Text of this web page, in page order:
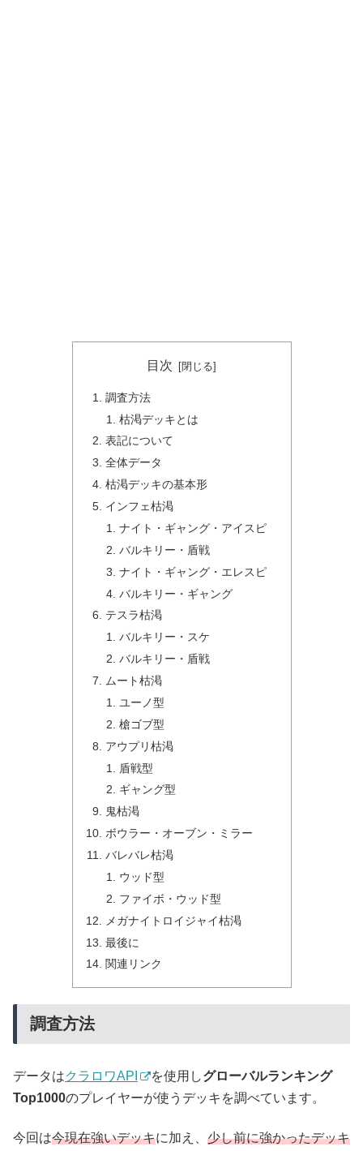
目次
調査方法
枯渇デッキとは
表記について
全体データ
枯渇デッキの基本形
インフェ枯渇
ナイト・ギャング・アイスピ
バルキリー・盾戦
ナイト・ギャング・エレスピ
バルキリー・ギャング
テスラ枯渇
バルキリー・スケ
バルキリー・盾戦
ムート枯渇
ユーノ型
槍ゴブ型
アウプリ枯渇
盾戦型
ギャング型
鬼枯渇
ボウラー・オーブン・ミラー
バレバレ枯渇
ウッド型
ファイボ・ウッド型
メガナイトロイジャイ枯渇
最後に
関連リンク
調査方法
データはクラロワAPI を使用しグローバルランキング
Top1000のプレイヤーが使うデッキを調べています。
今回は今現在強いデッキに加え、 少し前に強かったデッキ